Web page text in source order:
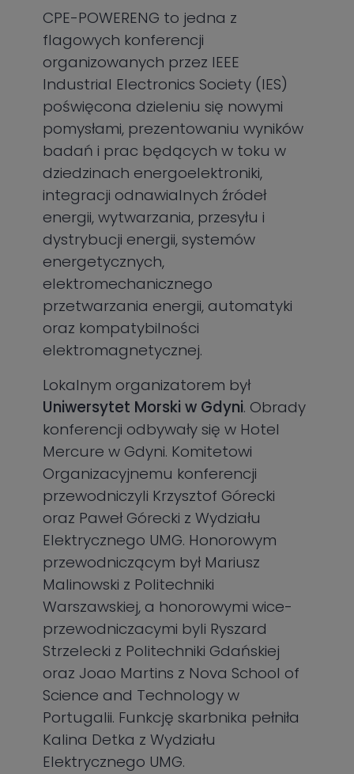
CPE-POWERENG to jedna z
flagowych konferencji
organizowanych przez IEEE
Industrial Electronics Society (IES)
poświęcona dzieleniu się nowymi
pomysłami, prezentowaniu wyników
badań i prac będących w toku w
dziedzinach energoelektroniki,
integracji odnawialnych źródeł
energii, wytwarzania, przesyłu i
dystrybucji energii, systemów
energetycznych,
elektromechanicznego
przetwarzania energii, automatyki
oraz kompatybilności
elektromagnetycznej.
Lokalnym organizatorem był
Uniwersytet Morski w Gdyni. Obrady
konferencji odbywały się w Hotel
Mercure w Gdyni. Komitetowi
Organizacyjnemu konferencji
przewodniczyli Krzysztof Górecki
oraz Paweł Górecki z Wydziału
Elektrycznego UMG. Honorowym
przewodniczącym był Mariusz
Malinowski z Politechniki
Warszawskiej, a honorowymi wice-
przewodniczacymi byli Ryszard
Strzelecki z Politechniki Gdańskiej
oraz Joao Martins z Nova School of
Science and Technology w
Portugalii. Funkcję skarbnika pełniła
Kalina Detka z Wydziału
Elektrycznego UMG.